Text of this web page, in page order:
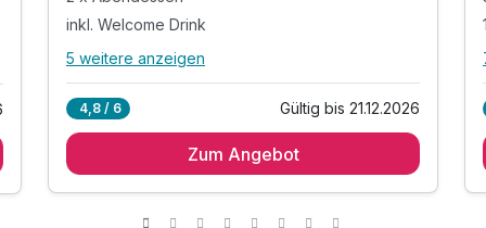
inkl. Welcome Drink
Alle Inklusivleistungen
2 x reichhaltiges Frühstück vom Buffet
5 weitere anzeigen
4,8 / 6 Gültig bis 21.12.2026
Zum Angebot